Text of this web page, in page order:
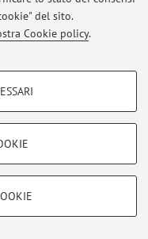
del sito.
Cookie policy.
per il corretto
del sito.
IVA: 01131710376
Cookie